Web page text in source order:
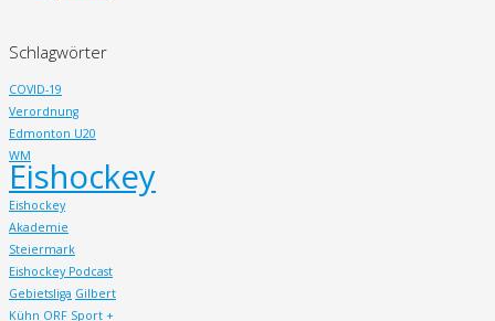
Schlagwörter
COVID-19
Verordnung
Edmonton U20
WM
Eishockey
Eishockey
Akademie
Steiermark
Eishockey Podcast
Gebietsliga Gilbert
Kühn ORF Sport +